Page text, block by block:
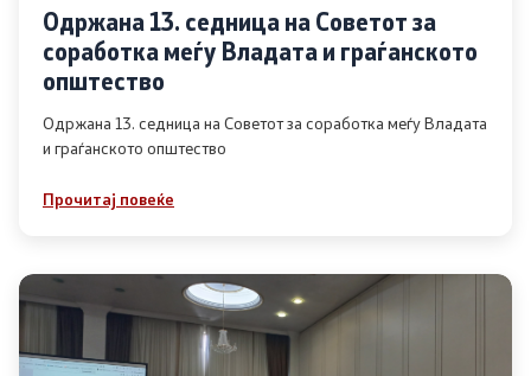
Извештаи
Список на ОЈИ
Контакт
Контакт
Линкови
Изјава за пристапност
Одржана 13. седница на Советот за
соработка меѓу Владата и граѓанското
општество
Одржана 13. седница на Советот за соработка меѓу Владата
и граѓанското општество
Прочитај повеќе